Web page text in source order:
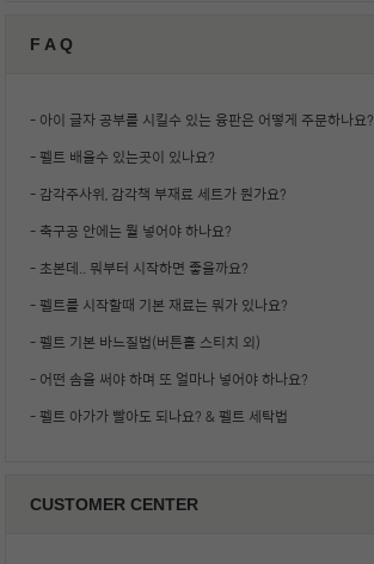
F A Q
- 아이 글자 공부를 시킬수 있는 융판은 어떻게 주문하나요?
- 펠트 배울수 있는곳이 있나요?
- 감각주사위, 감각책 부재료 세트가 뭔가요?
- 축구공 안에는 뭘 넣어야 하나요?
- 초본데.. 뭐부터 시작하면 좋을까요?
- 펠트를 시작할때 기본 재료는 뭐가 있나요?
- 펠트 기본 바느질법(버튼홀 스티치 외)
- 어떤 솜을 써야 하며 또 얼마나 넣어야 하나요?
- 펠트 아가가 빨아도 되나요? & 펠트 세탁법
CUSTOMER CENTER